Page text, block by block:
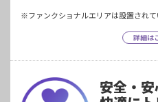
※ファンクショナルエリアは設置されて
詳細は
安全・安